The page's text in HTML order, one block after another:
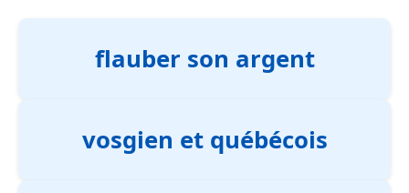
flauber son argent
vosgien et québécois